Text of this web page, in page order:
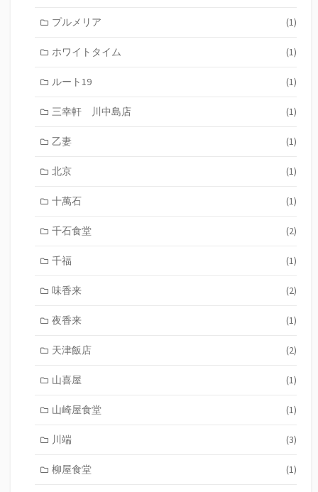
プルメリア (1)
ホワイトタイム (1)
ルート19 (1)
三幸軒 川中島店 (1)
乙妻 (1)
北京 (1)
十萬石 (1)
千石食堂 (2)
千福 (1)
味香来 (2)
夜香来 (1)
天津飯店 (2)
山喜屋 (1)
山崎屋食堂 (1)
川端 (3)
柳屋食堂 (1)